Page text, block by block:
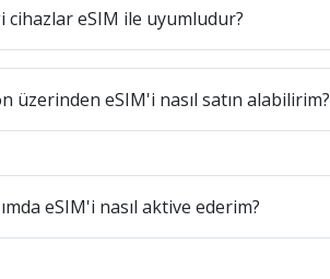
cihazlar eSIM ile uyumludur?
üzerinden eSIM'i nasıl satın alabilirim?
eSIM'i nasıl aktive ederim?